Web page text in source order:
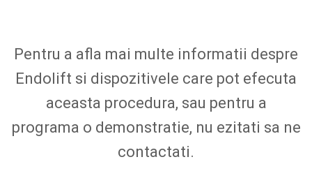
Pentru a afla mai multe informatii despre
Endolift si dispozitivele care pot efecuta
aceasta procedura, sau pentru a
programa o demonstratie, nu ezitati sa ne
contactati.